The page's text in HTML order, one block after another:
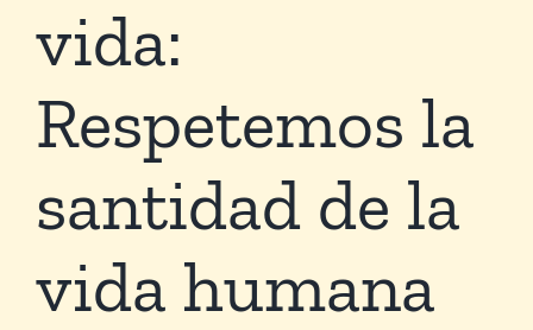
Media
Tienda Virtual
Cómo Donar
vida:
Respetemos la
santidad de la
vida humana